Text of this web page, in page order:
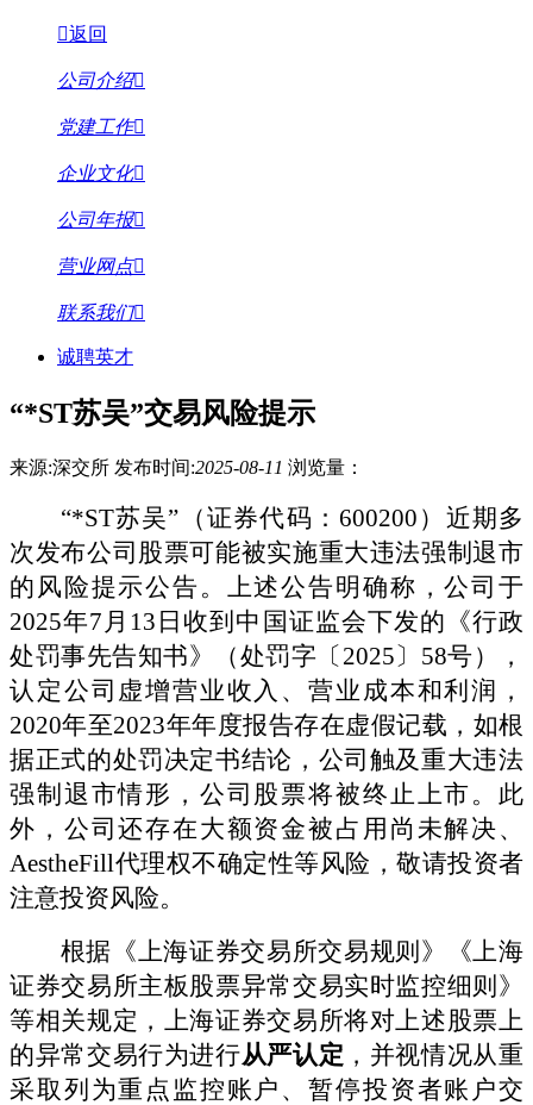
返回
公司介绍
党建工作
企业文化
公司年报
营业网点
联系我们
诚聘英才
“*ST苏吴”交易风险提示
来源:深交所 发布时间:2025-08-11 浏览量：
“*ST苏吴”（证券代码： 600200 ）近期多
次发布公司股票可能被实施重大违法强制退市
的风险提示公告。上述公告明确称，公司于
2025年7月13日收到中国证监会下发的《行政
处罚事先告知书》（处罚字〔2025〕58号），
认定公司虚增营业收入、营业成本和利润，
2020年至2023年年度报告存在虚假记载，如根
据正式的处罚决定书结论，公司触及重大违法
强制退市情形，公司股票将被终止上市。此
外，公司还存在大额资金被占用尚未解决、
AestheFill代理权不确定性等风险，敬请投资者
注意投资风险。
根据《上海证券交易所交易规则》《上海
证券交易所主板股票异常交易实时监控细则》
等相关规定，上海证券交易所将对上述股票上
的异常交易行为进行从严认定 ，并视情况从重
采取列为重点监控账户、暂停投资者账户交